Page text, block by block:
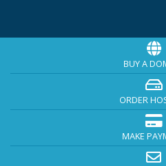
BUY A
ORDER
MAKE